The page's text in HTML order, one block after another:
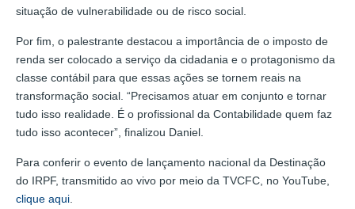
situação de vulnerabilidade ou de risco social.
Por fim, o palestrante destacou a importância de o imposto de
renda ser colocado a serviço da cidadania e o protagonismo da
classe contábil para que essas ações se tornem reais na
transformação social. “Precisamos atuar em conjunto e tornar
tudo isso realidade. É o profissional da Contabilidade quem faz
tudo isso acontecer”, finalizou Daniel.
Para conferir o evento de lançamento nacional da Destinação
do IRPF, transmitido ao vivo por meio da TVCFC, no YouTube,
clique aqui